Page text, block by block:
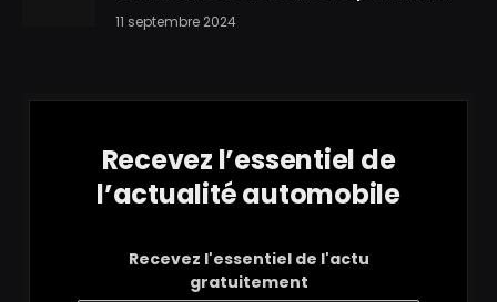
11 septembre 2024
Recevez l’essentiel de
l’actualité automobile
Recevez l'essentiel de l'actu
gratuitement